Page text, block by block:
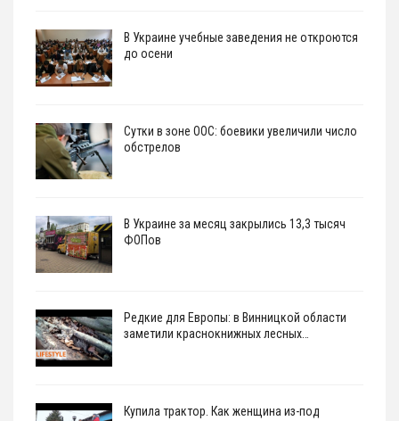
В Украине учебные заведения не откроются
до осени
Сутки в зоне ООС: боевики увеличили число
обстрелов
В Украине за месяц закрылись 13,3 тысяч
ФОПов
Редкие для Европы: в Винницкой области
заметили краснокнижных лесных…
Купила трактор. Как женщина из-под